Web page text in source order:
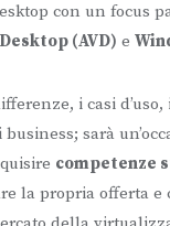
con un focus
(AVD) e
i casi
sarà
competenze
la propria offerta e